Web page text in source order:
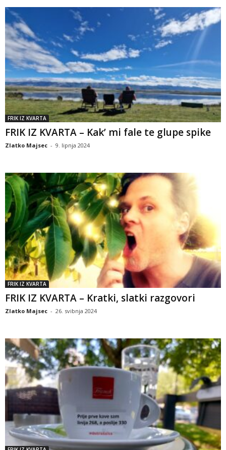
FRIK IZ KVARTA
FRIK IZ KVARTA – Kak’ mi fale te glupe spike
Zlatko Majsec - 9. lipnja 2024
FRIK IZ KVARTA
FRIK IZ KVARTA – Kratki, slatki razgovori
Zlatko Majsec - 26. svibnja 2024